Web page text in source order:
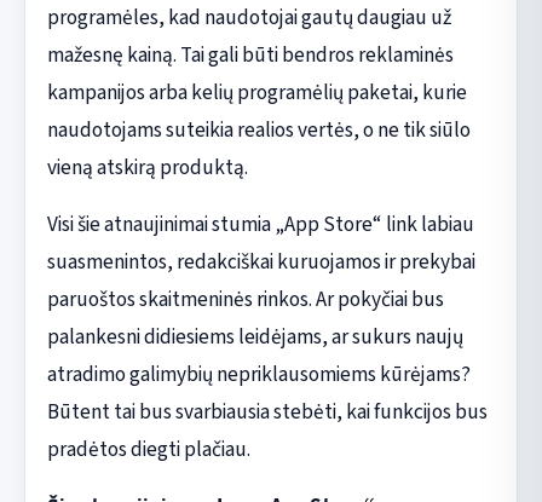
programėles, kad naudotojai gautų daugiau už
mažesnę kainą. Tai gali būti bendros reklaminės
kampanijos arba kelių programėlių paketai, kurie
naudotojams suteikia realios vertės, o ne tik siūlo
vieną atskirą produktą.
Visi šie atnaujinimai stumia „App Store“ link labiau
suasmenintos, redakciškai kuruojamos ir prekybai
paruoštos skaitmeninės rinkos. Ar pokyčiai bus
palankesni didiesiems leidėjams, ar sukurs naujų
atradimo galimybių nepriklausomiems kūrėjams?
Būtent tai bus svarbiausia stebėti, kai funkcijos bus
pradėtos diegti plačiau.